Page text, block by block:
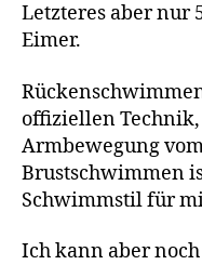
Letzteres aber nur
Eimer.
offiziellen
Armbewegung
Brustschwimmen
Schwimmstil für
Ich kann aber